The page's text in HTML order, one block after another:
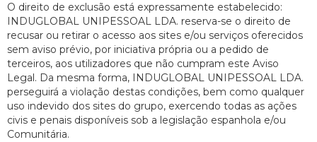
O direito de exclusão está expressamente estabelecido:
INDUGLOBAL UNIPESSOAL LDA. reserva-se o direito de
recusar ou retirar o acesso aos sites e/ou serviços oferecidos
sem aviso prévio, por iniciativa própria ou a pedido de
terceiros, aos utilizadores que não cumpram este Aviso
Legal. Da mesma forma, INDUGLOBAL UNIPESSOAL LDA.
perseguirá a violação destas condições, bem como qualquer
uso indevido dos sites do grupo, exercendo todas as ações
civis e penais disponíveis sob a legislação espanhola e/ou
Comunitária.